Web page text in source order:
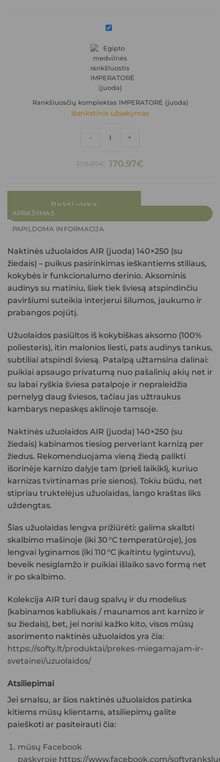
Rankšluosčių
IMPERATORĖ
(juoda)
Rankšluosčių komplektas IMPERATORĖ (juoda)
Išankstinis užsakymas
- +
Original
179.97€.
170.97€Current
Pirkti viską
APRAŠYMAS
PAPILDOMA INFORMACIJA
Naktinės užuolaidos AIR (juoda) 140×250 (su
žiedais) – puikus pasirinkimas ieškantiems stiliaus,
kokybės ir funkcionalumo derinio. Aksominis
audinys su matiniu, šiek tiek šviesą atspindinčiu
paviršiumi suteikia interjerui šilumos, jaukumo ir
prabangos pojūtį.
Užuolaidos pasiūltos iš kokybiškas aksomo (100%
poliesteris), itin malonios liesti, pats audinys tankus,
subtiliai atspindi šviesą. Patalpą užtamsina dalinai:
puikiai apsaugo privatumą nuo pašalinių akių net ir
su labai ryškia šviesa patalpoje ir nepraleidžia
pernelyg daug šviesos, tačiau jas užtraukus
kambarys nepaskęs aklinoje tamsoje.
Naktinės užuolaidos AIR (juoda) 140×250 (su
žiedais) kabinamos tiesiog perveriant karnizą per
žiedus. Rekomenduojama vieną žiedą palikti
išorinėje karnizo dalyje tam (prieš laikiklį, kuriuo
karnizas tvirtinamas prie sienos). Tokiu būdu, net
stipriau truktelėjus užuolaidas, lango kraštas liks
uždengtas.
Šias užuolaidas lengva prižiūrėti: galima skalbti
skalbimo mašinoje (iki 30 °C temperatūroje), jos
lengvai lyginamos (iki 110 °C įkaitintu lygintuvu),
beveik nesiglamžo ir puikiai išlaiko savo formą net
ir po skalbimo.
Kolekcija AIR turi daug spalvų ir du modelius
(kabinamos kabliukais / maunamos ant karnizo ir
su žiedais), bet, jei norisi kažko kito, visos mūsų
asorimento naktinės užuolaidos yra čia:
https://softy.lt/produktai/prekes-miegamajam-ir-
svetainei/uzuolaidos/
Atsiliepimai
Jei smalsu, ar šios naktinės užuolaidos patinka
kitiems mūsų klientams, atsiliepimų galite
paieškoti ar pasiteirauti čia:
mūsų Facebook
paskyroje https://www.facebook.com/